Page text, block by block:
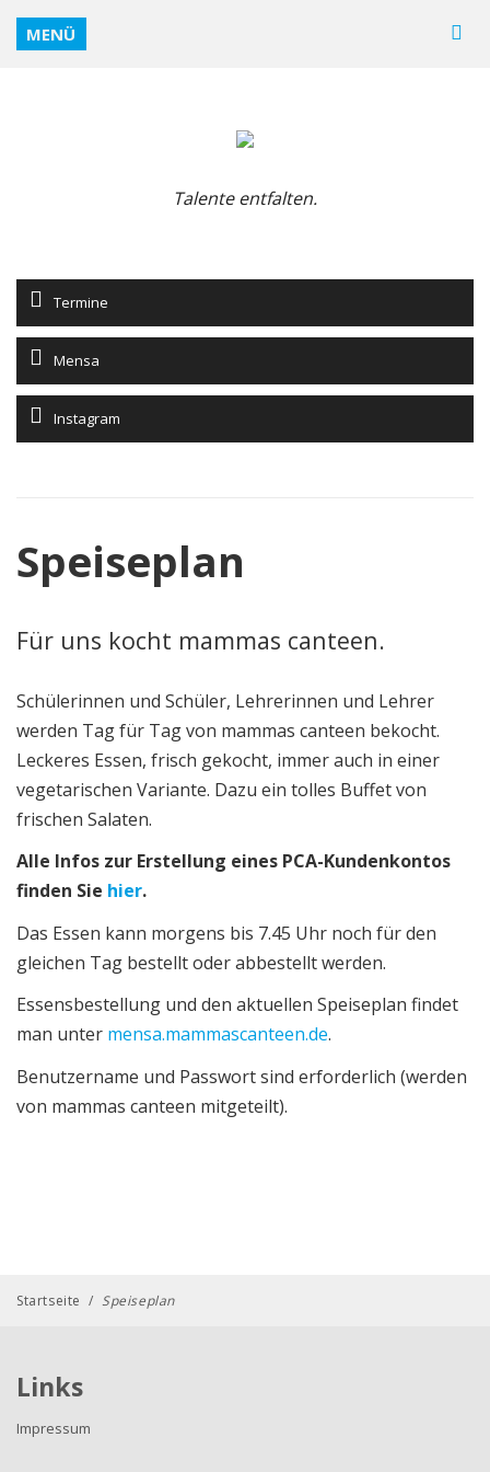
MENÜ
Talente entfalten.
Termine
Mensa
Instagram
Speiseplan
Für uns kocht mammas canteen.
Schülerinnen und Schüler, Lehrerinnen und Lehrer
werden Tag für Tag von mammas canteen bekocht.
Leckeres Essen, frisch gekocht, immer auch in einer
vegetarischen Variante. Dazu ein tolles Buffet von
frischen Salaten.
Alle Infos zur Erstellung eines PCA-Kundenkontos
finden Sie hier.
Das Essen kann morgens bis 7.45 Uhr noch für den
gleichen Tag bestellt oder abbestellt werden.
Essensbestellung und den aktuellen Speiseplan findet
man unter mensa.mammascanteen.de.
Benutzername und Passwort sind erforderlich (werden
von mammas canteen mitgeteilt).
Startseite / Speiseplan
Links
Impressum